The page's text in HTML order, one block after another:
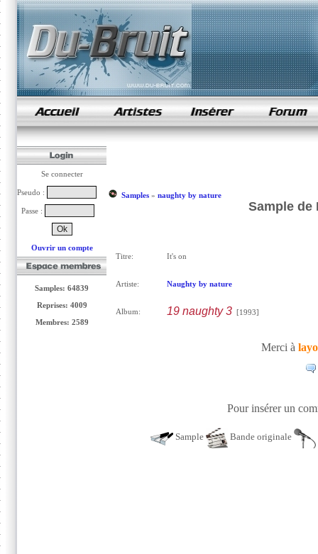
samples de rap
Se connecter
Pseudo :
Passe :
Ouvrir un compte
Samples: 64839
Reprises: 4009
Membres: 2589
Samples» naughty by nature
Sample de
Titre: It's on
Artiste: Naughty by nature
Album: 19 naughty 3[1993]
Merci à
Pour insérer un
Sample Bande originale